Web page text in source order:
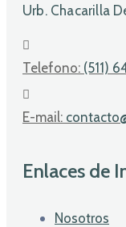
Urb. Chacarilla
Telefono: (511)
E-mail:
Enlaces de
Nosotros